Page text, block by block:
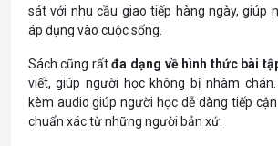
sát với nhu cầu giao tiếp hàng ngày, giúp
áp dụng vào cuộc sống.
Sách cũng rấtđa dạng về hình thức bài
viết, giúp người học không bị nhàm
kèm audio giúp người học dễ dàng tiếp
chuẩn xác từ những người bản xứ.